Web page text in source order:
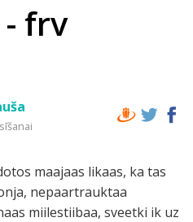
frv
maajaas likaas, ka tas
nepaartrauktaa
miilestiibaa, sveetki ik uz